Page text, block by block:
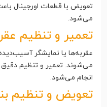
تعویض با قطعات اورجینال
می‌شود.
تعمیر و تنظیم
عقربه‌ها یا نمایشگر
می‌شوند. تعمیر و تنظیم
انجام می‌شود.
تعویض و تنظیم